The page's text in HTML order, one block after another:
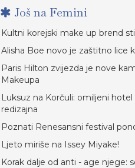
Još na Femini
Kultni korejski make up brend
Alisha Boe novo je zaštitno lice
Paris Hilton zvijezda je nove
Makeupa
Luksuz na Korčuli: omiljeni
redizajna
Poznati Renesansni festival
Ljeto miriše na Issey Miyake!
Korak dalje od anti - age njege: